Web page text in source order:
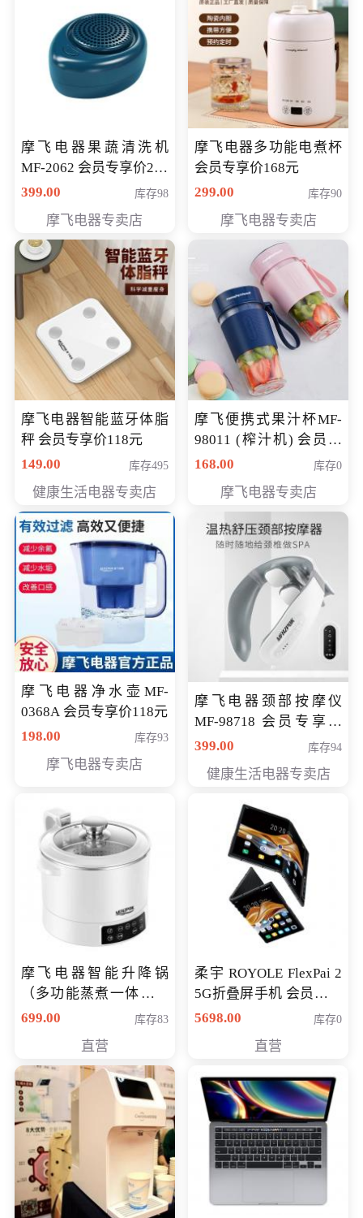
摩飞电器果蔬清洗机
MF-2062 会员专享价268
元
399.00 库存98
摩飞电器专卖店
摩飞电器多功能电煮杯
会员专享价168元
299.00
库存90
摩飞电器专卖店
摩飞电器智能蓝牙体脂
秤 会员专享价118元
149.00
库存495
健康生活电器专卖店
摩飞便携式果汁杯MF-
98011 (榨汁机) 会员专
享价138元
168.00 库存0
摩飞电器专卖店
摩飞电器净水壶MF-
0368A 会员专享价118元
198.00
库存93
摩飞电器专卖店
摩飞电器颈部按摩仪
MF-98718 会员专享价
299元
399.00 库存94
健康生活电器专卖店
摩飞电器智能升降锅
（多功能蒸煮一体锅）
（智能升降养生锅） 会
699.00 库存83
直营
柔宇 ROYOLE FlexPai 2
5G折叠屏手机 会员专享
购买价格 4998元
5698.00 库存0
直营